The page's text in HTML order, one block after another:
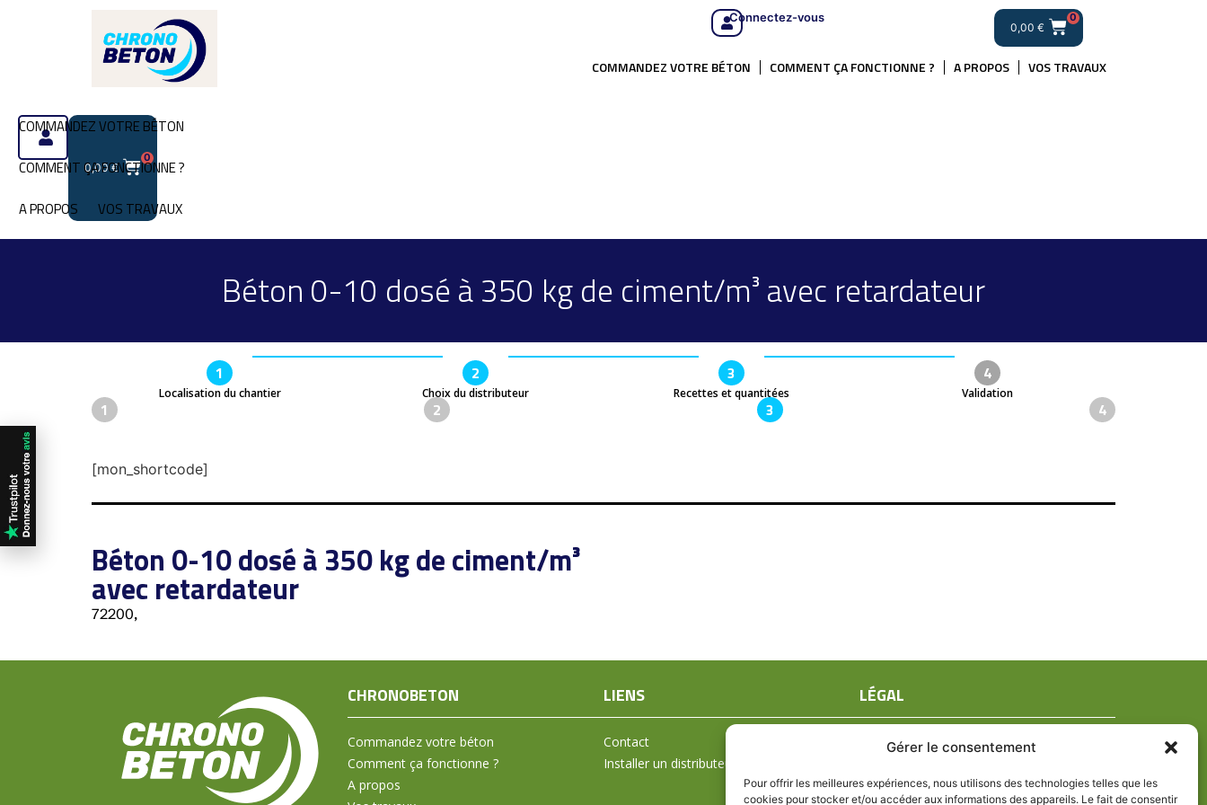
Gérer le consentement
Pour offrir les meilleures expériences, nous utilisons des technologies telles que les
cookies pour stocker et/ou accéder aux informations des appareils. Le fait de consentir
Connectez-vous
0,00 €
0
COMMANDEZ VOTRE BÉTON COMMENT ÇA FONCTIONNE ? A PROPOS VOS TRAVAUX
COMMANDEZ VOTRE BÉTON
COMMENT ÇA FONCTIONNE ?
A PROPOS
VOS TRAVAUX
0,00€
0
Béton 0-10 dosé à 350 kg de ciment/m³ avec retardateur
1
Localisation du chantier
2
Choix du distributeur
3
Recettes et quantitées
4
Validation
1 2 3 4
[mon_shortcode]
Béton 0-10 dosé à 350 kg de ciment/m³
avec retardateur
72200,
CHRONOBETON
Commandez votre béton
Comment ça fonctionne ?
A propos
LIENS
Contact
Installer un distributeur
LÉGAL
Mentions légales
Politique de confidentialité